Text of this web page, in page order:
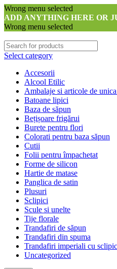
Wrong menu selected
ADD ANYTHING HERE OR
Wrong menu selected
Select category
Accesorii
Alcool Etilic
Ambalaje si articole de
Batoane lipici
Baza de săpun
Bețișoare frigărui
Burete pentru flori
Colorati pentru baza săpun
Cutii
Folii pentru împachetat
Forme de silicon
Hartie de matase
Panglica de satin
Plusuri
Sclipici
Scule si unelte
Tije florale
Trandafiri de săpun
Trandafiri din spuma
Trandafiri imperiali cu
Uncategorized